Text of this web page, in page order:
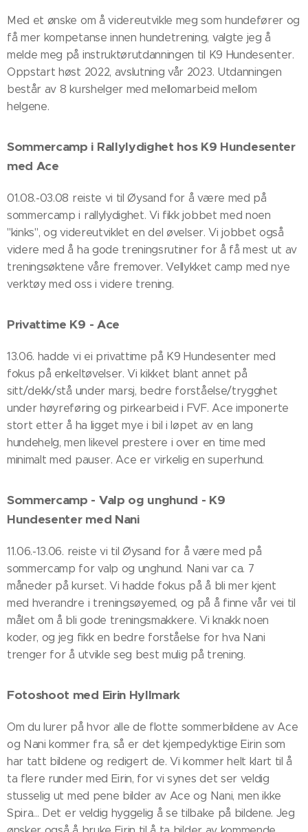
Med et ønske om å videreutvikle meg som hundefører og
få mer kompetanse innen hundetrening, valgte jeg å
melde meg på instruktørutdanningen til K9 Hundesenter.
Oppstart høst 2022, avslutning vår 2023. Utdanningen
består av 8 kurshelger med mellomarbeid mellom
helgene.
Sommercamp i Rallylydighet hos K9 Hundesenter
med Ace
01.08.-03.08 reiste vi til Øysand for å være med på
sommercamp i rallylydighet. Vi fikk jobbet med noen
"kinks", og videreutviklet en del øvelser. Vi jobbet også
videre med å ha gode treningsrutiner for å få mest ut av
treningsøktene våre fremover. Vellykket camp med nye
verktøy med oss i videre trening.
Privattime K9 - Ace
13.06. hadde vi ei privattime på K9 Hundesenter med
fokus på enkeltøvelser. Vi kikket blant annet på
sitt/dekk/stå under marsj, bedre forståelse/trygghet
under høyreføring og pirkearbeid i FVF. Ace imponerte
stort etter å ha ligget mye i bil i løpet av en lang
hundehelg, men likevel prestere i over en time med
minimalt med pauser. Ace er virkelig en superhund.
Sommercamp - Valp og unghund - K9
Hundesenter med Nani
11.06.-13.06. reiste vi til Øysand for å være med på
sommercamp for valp og unghund. Nani var ca. 7
måneder på kurset. Vi hadde fokus på å bli mer kjent
med hverandre i treningsøyemed, og på å finne vår vei til
målet om å bli gode treningsmakkere. Vi knakk noen
koder, og jeg fikk en bedre forståelse for hva Nani
trenger for å utvikle seg best mulig på trening.
Fotoshoot med Eirin Hyllmark
Om du lurer på hvor alle de flotte sommerbildene av Ace
og Nani kommer fra, så er det kjempedyktige Eirin som
har tatt bildene og redigert de. Vi kommer helt klart til å
ta flere runder med Eirin, for vi synes det ser veldig
stusselig ut med pene bilder av Ace og Nani, men ikke
Spira... Det er veldig hyggelig å se tilbake på bildene. Jeg